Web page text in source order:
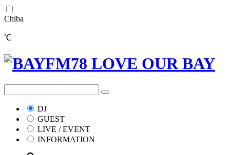
Chiba
℃
DJ
GUEST
LIVE / EVENT
INFORMATION